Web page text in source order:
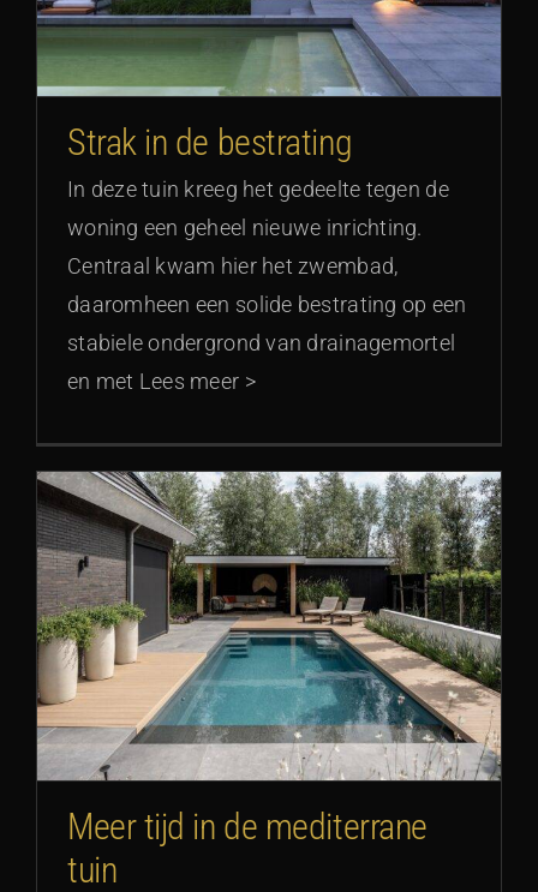
Strak in de bestrating
In deze tuin kreeg het gedeelte tegen de
woning een geheel nieuwe inrichting.
Centraal kwam hier het zwembad,
daaromheen een solide bestrating op een
stabiele ondergrond van drainagemortel
en met Lees meer >
Meer tijd in de mediterrane
tuin